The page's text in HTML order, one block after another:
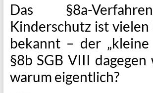
Das §8a-
Kinderschutz ist vielen
bekannt – der „kleine
§8b SGB VIII dagegen
warum eigentlich?